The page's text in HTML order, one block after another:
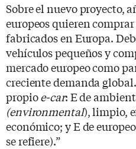
Sobre el nuevo proyecto,
europeos quieren
fabricados en Europa.
vehículos pequeños y
mercado europeo como
creciente demanda
propioe-car: E de
(environmental), limpio,
económico; y E de
se refiere).”